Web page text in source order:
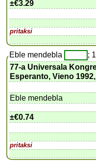
±€3.29
pritaksi
Eble mendebla ;
77-a Universala
Esperanto, Vieno
Eble mendebla
±€0.74
pritaksi